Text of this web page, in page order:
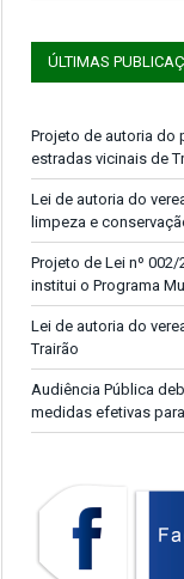
ÚLTIMAS
Projeto de autoria do
estradas vicinais de
Lei de autoria do
limpeza e
Projeto de Lei nº
institui o Programa
Lei de autoria do
Trairão
Audiência Pública
medidas efetivas